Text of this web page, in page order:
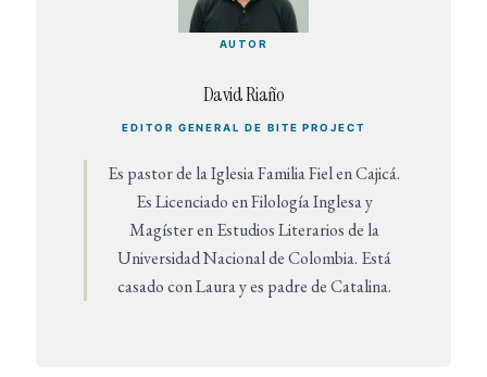
AUTOR
David Riaño
EDITOR GENERAL DE BITE PROJECT
Es pastor de la Iglesia Familia Fiel en Cajicá.
Es Licenciado en Filología Inglesa y
Magíster en Estudios Literarios de la
Universidad Nacional de Colombia. Está
casado con Laura y es padre de Catalina.